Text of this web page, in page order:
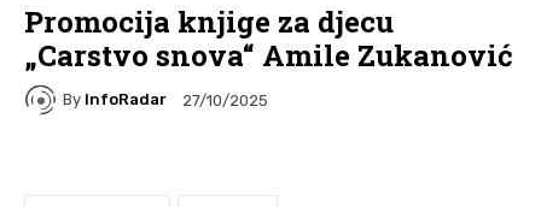
Promocija knjige za djecu
„Carstvo snova“ Amile Zukanović
By InfoRadar 27/10/2025